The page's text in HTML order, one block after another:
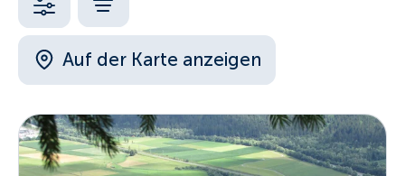
Auf der Karte anzeigen